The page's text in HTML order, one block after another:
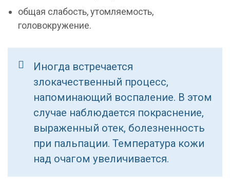
общая слабость, утомляемость,
головокружение.
Иногда встречается
злокачественный процесс,
напоминающий воспаление. В этом
случае наблюдается покраснение,
выраженный отек, болезненность
при пальпации. Температура кожи
над очагом увеличивается.